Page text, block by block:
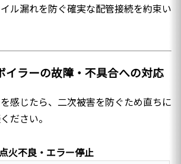
ル漏れを防ぐ確実な配管接続を約束い
イラーの故障・不具合への対応
感じたら、二次被害を防ぐため直ちに
ださい。
火不良・エラー停止